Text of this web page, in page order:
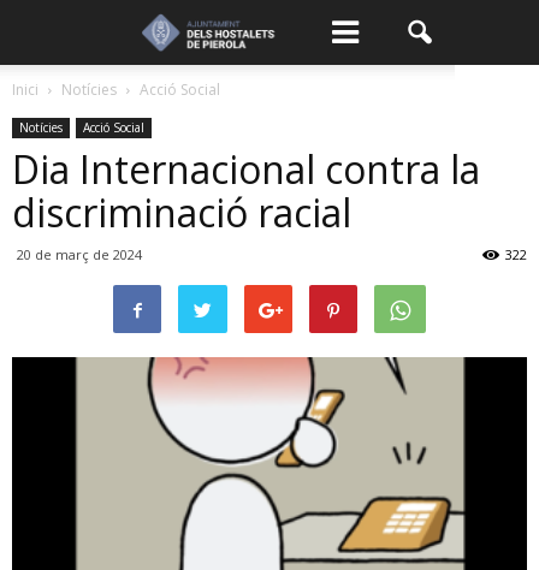
Inici Notícies Acció Social
Notícies Acció Social
Dia Internacional contra la
discriminació racial
20 de març de 2024 322